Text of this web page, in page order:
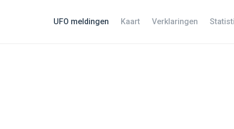
UFO meldingen Kaart Verklaringen